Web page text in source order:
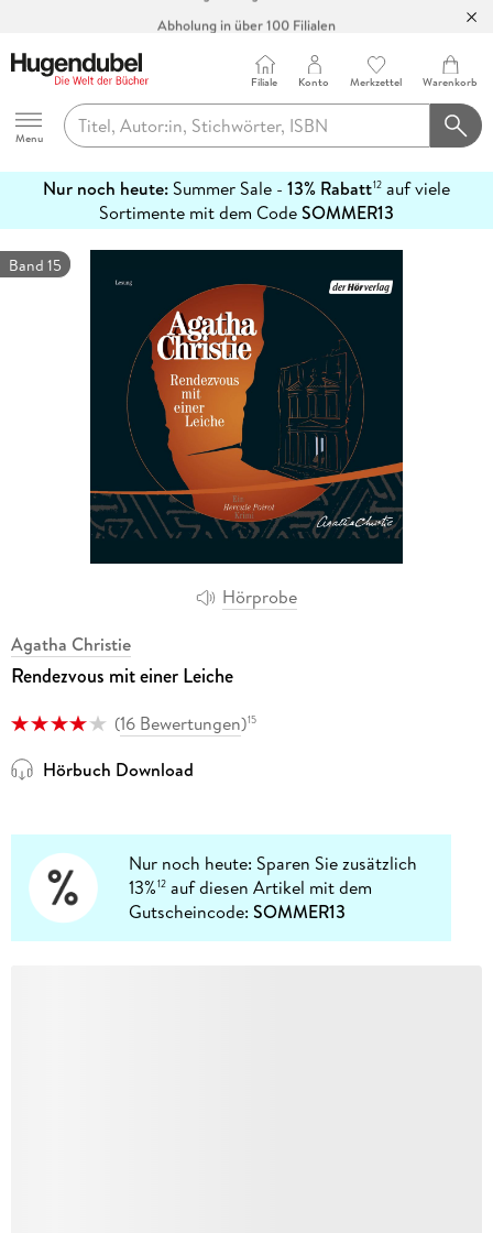
Abholung in über 100 Filialen
Hugendubel
Menu
Filiale Konto Merkzettel Warenkorb
Nur noch heute: Summer Sale - 13% Rabatt12 auf viele
Sortimente mit dem CodeSOMMER13
erfahren
Hörprobe
Band 15
Agatha Christie
Rendezvous mit einer Leiche
(16 Bewertungen)15
Hörbuch Download
Nur noch heute: Sparen Sie zusätzlich
13%12 auf diesen Artikel mit dem
Gutscheincode:SOMMER13